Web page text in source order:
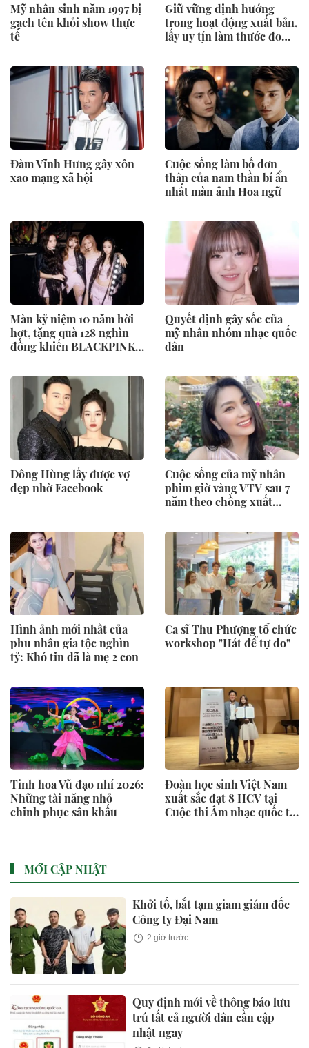
Mỹ nhân sinh năm 1997 bị
gạch tên khỏi show thực
tế
Giữ vững định hướng
trong hoạt động xuất bản,
lấy uy tín làm thước đo
Đàm Vĩnh Hưng gây xôn
xao mạng xã hội
Cuộc sống làm bố đơn
thân của nam thần bí ẩn
nhất màn ảnh Hoa ngữ
Màn kỷ niệm 10 năm hời
hợt, tặng quà 128 nghìn
đồng khiến BLACKPINK
Quyết định gây sốc của
mỹ nhân nhóm nhạc quốc
dân
Đông Hùng lấy được vợ
đẹp nhờ Facebook
Cuộc sống của mỹ nhân
phim giờ vàng VTV sau 7
năm theo chồng xuất
Hình ảnh mới nhất của
phu nhân gia tộc nghìn
tỷ: Khó tin đã là mẹ 2 con
Ca sĩ Thu Phượng tổ chức
workshop "Hát để tự do"
Tinh hoa Vũ đạo nhí 2026:
Những tài năng nhỏ
chinh phục sân khấu
Đoàn học sinh Việt Nam
xuất sắc đạt 8 HCV tại
Cuộc thi Âm nhạc quốc tế
MỚI CẬP NHẬT
Khởi tố, bắt tạm giam giám đốc
Công ty Đại Nam
2 giờ trước
Quy định mới về thông báo lưu
trú tất cả người dân cần cập
nhật ngay